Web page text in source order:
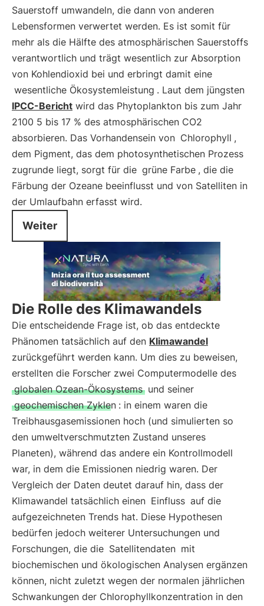
Sauerstoff umwandeln, die dann von anderen
Lebensformen verwertet werden. Es ist somit für
mehr als die Hälfte des atmosphärischen Sauerstoffs
verantwortlich und trägt wesentlich zur Absorption
von Kohlendioxid bei und erbringt damit eine
wesentliche Ökosystemleistung . Laut dem jüngsten
IPCC-Bericht wird das Phytoplankton bis zum Jahr
2100 5 bis 17 % des atmosphärischen CO2
absorbieren. Das Vorhandensein von Chlorophyll ,
dem Pigment, das dem photosynthetischen Prozess
zugrunde liegt, sorgt für die grüne Farbe , die die
Färbung der Ozeane beeinflusst und von Satelliten in
der Umlaufbahn erfasst wird.
Weiter
Die Rolle des Klimawandels
Die entscheidende Frage ist, ob das entdeckte
Phänomen tatsächlich auf den Klimawandel
zurückgeführt werden kann. Um dies zu beweisen,
erstellten die Forscher zwei Computermodelle des
globalen Ozean-Ökosystems und seiner
geochemischen Zyklen : in einem waren die
Treibhausgasemissionen hoch (und simulierten so
den umweltverschmutzten Zustand unseres
Planeten), während das andere ein Kontrollmodell
war, in dem die Emissionen niedrig waren. Der
Vergleich der Daten deutet darauf hin, dass der
Klimawandel tatsächlich einen Einfluss auf die
aufgezeichneten Trends hat. Diese Hypothesen
bedürfen jedoch weiterer Untersuchungen und
Forschungen, die die Satellitendaten mit
biochemischen und ökologischen Analysen ergänzen
können, nicht zuletzt wegen der normalen jährlichen
Schwankungen der Chlorophyllkonzentration in den